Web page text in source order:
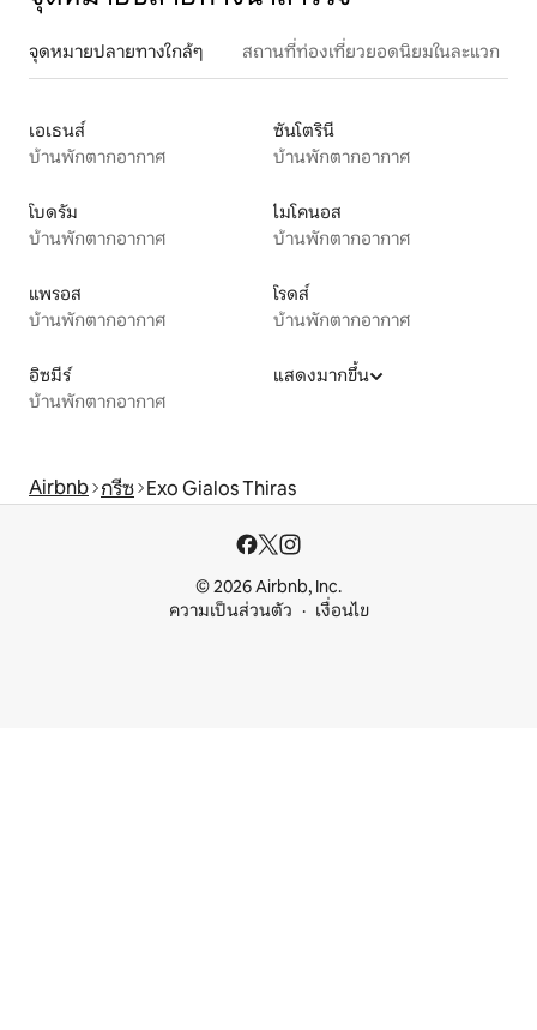
จุดหมายปลายทางใกล้ๆ สถานที่ท่องเที่ยวยอดนิยมในละแวก
เอเธนส์
บ้านพักตากอากาศ
ซันโตรินี
บ้านพักตากอากาศ
โบดรัม
บ้านพักตากอากาศ
ไมโคนอส
บ้านพักตากอากาศ
แพรอส
บ้านพักตากอากาศ
โรดส์
บ้านพักตากอากาศ
อิซมีร์
บ้านพักตากอากาศ
แสดงมากขึ้น
Airbnb กรีซ Exo Gialos Thiras
© 2026 Airbnb, Inc.
ความเป็นส่วนตัว
เงื่อนไข